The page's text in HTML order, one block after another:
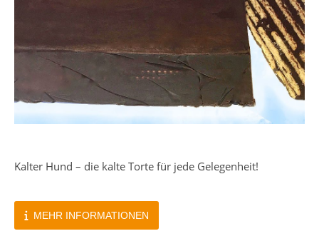
Kalter Hund – die kalte Torte für jede Gelegenheit!
MEHR INFORMATIONEN